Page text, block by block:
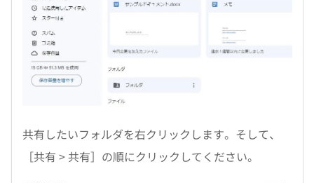
共有したいフォルダを右クリックします。そして、
［共有 > 共有］の順にクリックしてください。